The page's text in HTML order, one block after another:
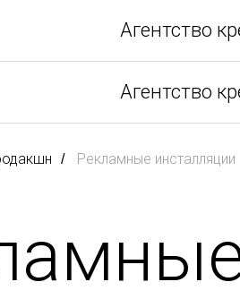
Агентство
Агентство
/ Рекламные инсталляции